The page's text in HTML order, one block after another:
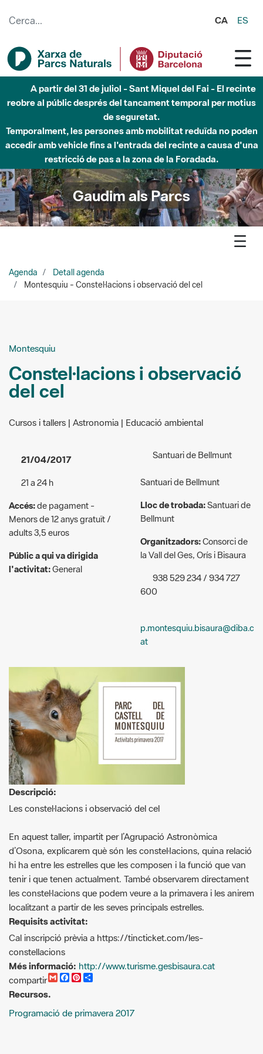
CA ES
A partir del 31 de juliol - Sant Miquel del Fai - El recinte
reobre al públic després del tancament temporal per motius
de seguretat.
Temporalment, les persones amb mobilitat reduïda no poden
accedir amb vehicle fins a l'entrada del recinte a causa d'una
restricció de pas a la zona de la Foradada.
Gaudim als Parcs
Agenda
Detall agenda
Montesquiu - Constel·lacions i observació del cel
Montesquiu
Constel·lacions i observació
del cel
Cursos i tallers | Astronomia | Educació ambiental
21/04/2017
21 a 24 h
Accés:de pagament -
Menors de 12 anys gratuït /
adults 3,5 euros
Públic a qui va dirigida
l'activitat:General
Santuari de Bellmunt
Santuari de Bellmunt
Lloc de trobada:Santuari de
Bellmunt
Organitzadors:Consorci de
la Vall del Ges, Orís i Bisaura
938 529 234 / 934 727
600
p.montesquiu.bisaura@diba.c
at
Descripció:
Les constel·lacions i observació del cel
En aquest taller, impartit per l’Agrupació Astronòmica
d’Osona, explicarem què són les constel·lacions, quina relació
hi ha entre les estrelles que les composen i la funció que van
tenir i que tenen actualment. També observarem directament
les constel·lacions que podem veure a la primavera i les anirem
localitzant a partir de les seves principals estrelles.
Requisits activitat:
Cal inscripció prèvia a https://tincticket.com/les-
constellacions
Més informació: http://www.turisme.gesbisaura.cat
compartir
G
l
F
b
P
e a
Recursos.
Programació de primavera 2017